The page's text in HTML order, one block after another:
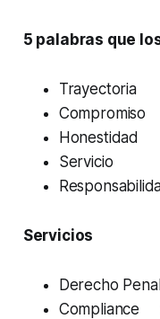
5 palabras que
Trayectoria
Compromiso
Honestidad
Servicio
Servicios
Derecho
Compliance